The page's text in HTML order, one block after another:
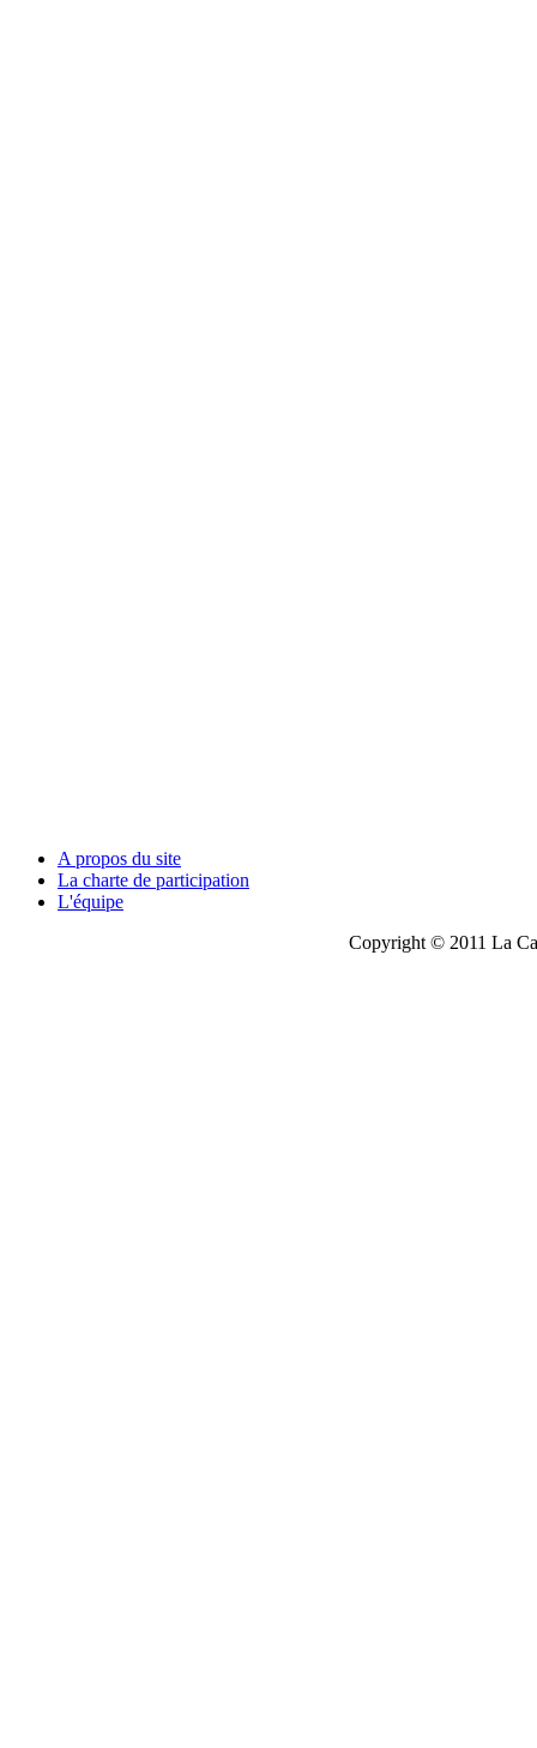
A propos du site
La charte de participation
L'équipe
Copyright © 2011 La